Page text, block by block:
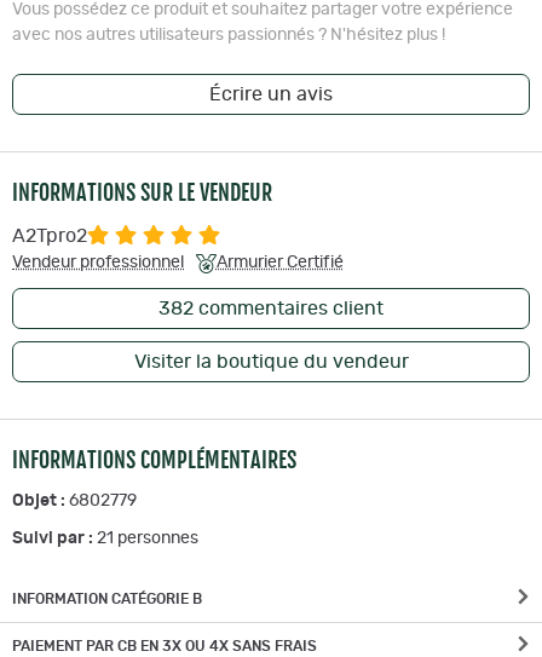
Vous possédez ce produit et souhaitez partager votre expérience
avec nos autres utilisateurs passionnés ? N'hésitez plus !
Écrire un avis
INFORMATIONS SUR LE VENDEUR
A2Tpro2
Vendeur professionnel Armurier Certifié
382 commentaires client
Visiter la boutique du vendeur
INFORMATIONS COMPLÉMENTAIRES
Objet : 6802779
Suivi par : 21 personnes
INFORMATION CATÉGORIE B
PAIEMENT PAR CB EN 3X OU 4X SANS FRAIS